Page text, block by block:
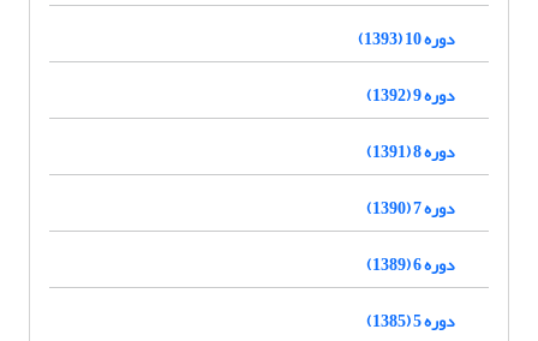
دوره 10 (1393)
دوره 9 (1392)
دوره 8 (1391)
دوره 7 (1390)
دوره 6 (1389)
دوره 5 (1385)